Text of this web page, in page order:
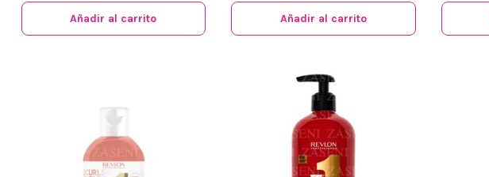
Añadir al carrito Añadir al carrito